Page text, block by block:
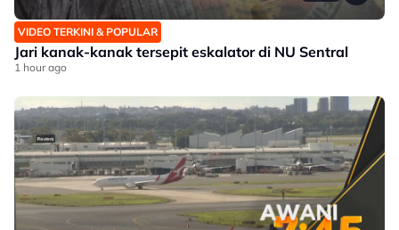
VIDEO TERKINI & POPULAR
Jari kanak-kanak tersepit eskalator di NU Sentral
1 hour ago